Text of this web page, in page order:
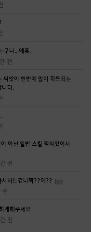
구나.. 에휴.
전
씨앗이 한번에 많이 획득되는
니다.
아닌 일반 스킬 찍혀있어서
전
시하는겁니꽈??예??
전
게해주세요
전